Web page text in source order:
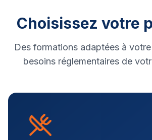
Choisissez votre
Des formations adaptées à
besoins réglementaires de